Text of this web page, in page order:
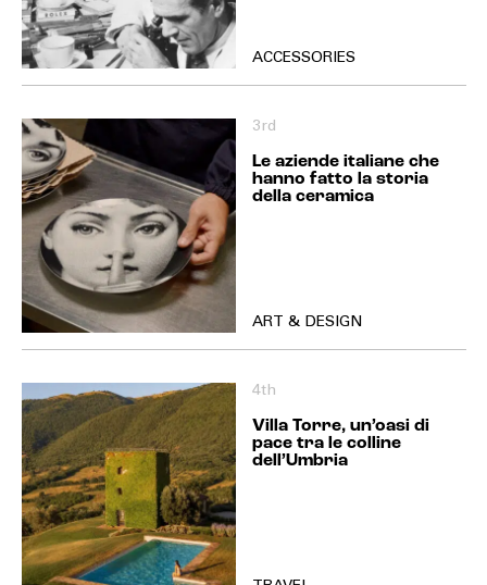
ACCESSORIES
3rd
Le aziende italiane che
hanno fatto la storia
della ceramica
ART & DESIGN
4th
Villa Torre, un’oasi di
pace tra le colline
dell’Umbria